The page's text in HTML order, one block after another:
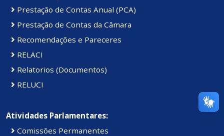
Prestação de Contas Anual (PCA)
Prestação de Contas da Câmara
Recomendações e Pareceres
RELACI
Relatorios (Documentos)
RELUCI
Atividades Parlamentares:
Comissões Permanentes